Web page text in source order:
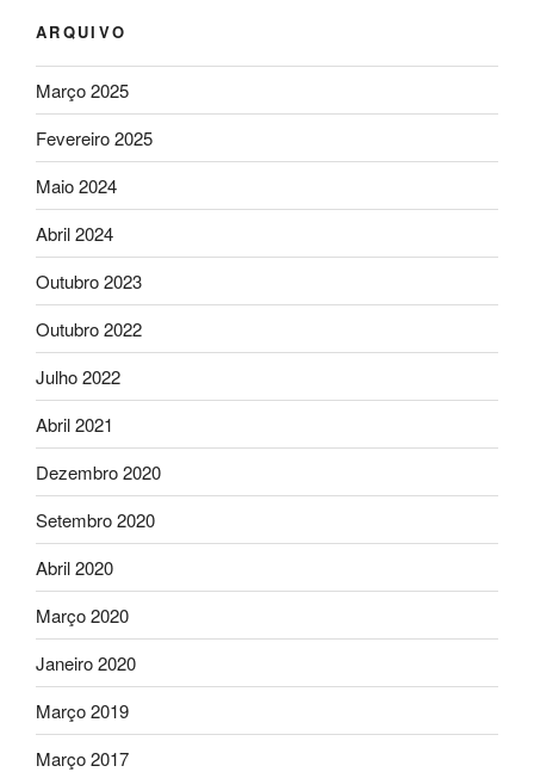
ARQUIVO
Março 2025
Fevereiro 2025
Maio 2024
Abril 2024
Outubro 2023
Outubro 2022
Julho 2022
Abril 2021
Dezembro 2020
Setembro 2020
Abril 2020
Março 2020
Janeiro 2020
Março 2019
Março 2017